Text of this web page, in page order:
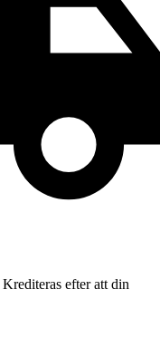
Krediteras efter att din